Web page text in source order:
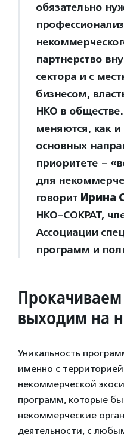
обязательно
партнерство
сектора и с
бизнесом,
НКО в
меняются, как
основных
приоритете –
для
говорит Ирина
НКО-СОКРАТ,
Ассоциации
программ и
выходим на
Уникальность
именно с
некоммерческой
программ, которые
некоммерческие
деятельности, с